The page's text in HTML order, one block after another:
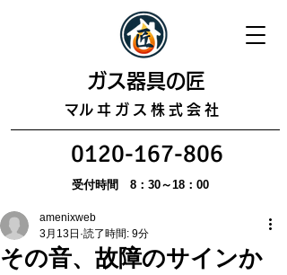
​ガス器具の匠
​マルヰガス株式会社
0120-167-806
受付時間 8：30～18：00
その音、故障のサインか
amenixweb
3月13日 読了時間: 9分